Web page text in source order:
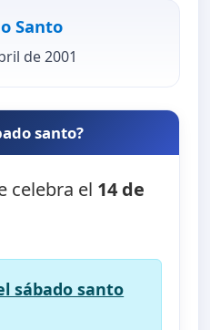
Santo
de 2001
santo?
celebra el 14 de
sábado santo